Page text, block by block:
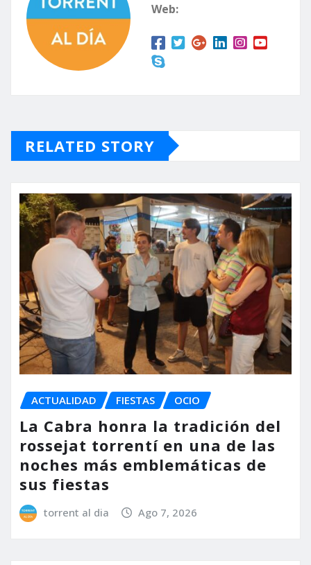
Web:
RELATED STORY
ACTUALIDAD FIESTAS OCIO
La Cabra honra la tradición del
rossejat torrentí en una de las
noches más emblemáticas de
sus fiestas
torrent al dia Ago 7, 2026